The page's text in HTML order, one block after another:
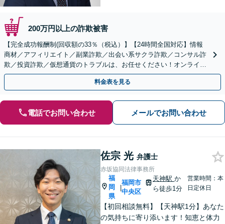
200万円以上の詐欺被害
【完全成功報酬制(回収額の33％（税込）】【24時間全国対応】情報
商材／アフィリエイト／副業詐欺／出会い系サクラ詐欺／コンサル詐
欺／投資詐欺／仮想通貨のトラブルは、お任せください！オンライン
のみで解決も可能！
料金表を見る
電話でお問い合わせ メールでお問い合わせ
佐宗 光 弁護士
赤坂協同法律事務所
福
岡
県
|
福岡市
中央区
天神駅 か
ら徒歩1分
営業時間：本
日定休日
【初回相談無料】【天神駅1分】あなた
の気持ちに寄り添います！知恵と体力